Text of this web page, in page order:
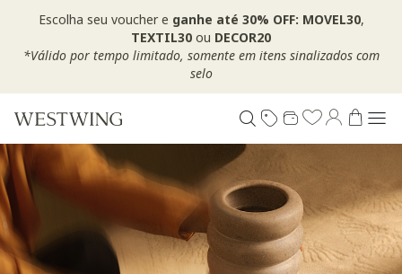
Escolha seu voucher e ganhe até 30% OFF: MOVEL30,
TEXTIL30 ou DECOR20
*Válido por tempo limitado, somente em itens sinalizados com
selo